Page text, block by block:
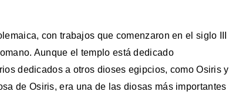
con trabajos que comenzaron en el siglo III
Aunque el templo está dedicado
dedicados a otros dioses egipcios, como Osiris y
de Osiris, era una de las diosas más importantes